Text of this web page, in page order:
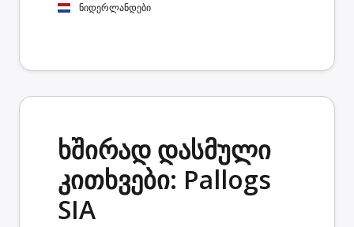
ნიდერლანდები
ხშირად დასმული
კითხვები: Pallogs
SIA